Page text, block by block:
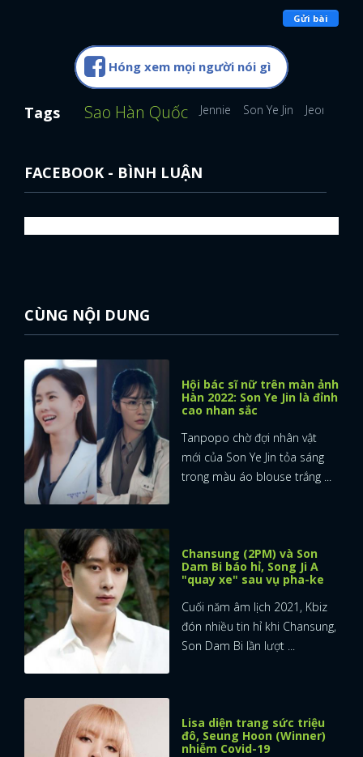
Gửi bài
Hóng xem mọi người nói gì
Tags Sao Hàn Quốc Jennie Son Ye Jin Jeon Mi Do
FACEBOOK - BÌNH LUẬN
CÙNG NỘI DUNG
Hội bác sĩ nữ trên màn ảnh
Hàn 2022: Son Ye Jin là đỉnh
cao nhan sắc
Tanpopo chờ đợi nhân vật
mới của Son Ye Jin tỏa sáng
trong màu áo blouse trắng ...
Chansung (2PM) và Son
Dam Bi báo hỉ, Song Ji A
"quay xe" sau vụ pha-ke
Cuối năm âm lịch 2021, Kbiz
đón nhiều tin hỉ khi Chansung,
Son Dam Bi lần lượt ...
Lisa diện trang sức triệu
đô, Seung Hoon (Winner)
nhiễm Covid-19